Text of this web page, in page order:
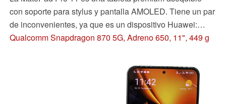
con soporte para stylus y pantalla AMOLED. Tiene un par
de inconvenientes, ya que es un dispositivo Huawei:
Viene sin servicios de Google y no es compatible con 5G.
Qualcomm Snapdragon 870 5G, Adreno 650, 11", 449 g